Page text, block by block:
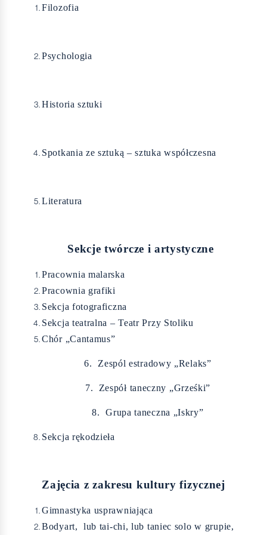
Filozofia
Psychologia
Historia sztuki
Spotkania ze sztuką – sztuka współczesna
Literatura
Sekcje twórcze i artystyczne
Pracownia malarska
Pracownia grafiki
Sekcja fotograficzna
Sekcja teatralna – Teatr Przy Stoliku
Chór „Cantamus”
6. Zespól estradowy „Relaks”
7. Zespół taneczny „Grześki”
8. Grupa taneczna „Iskry”
Sekcja rękodzieła
Zajęcia z zakresu kultury fizycznej
Gimnastyka usprawniająca
Bodyart, lub tai-chi, lub taniec solo w grupie,